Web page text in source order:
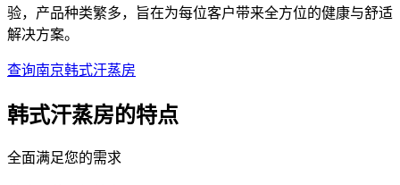
验，产品种类繁多，旨在为每位客户带来全方位的健康与舒适
解决方案。
查询南京韩式汗蒸房
韩式汗蒸房的特点
全面满足您的需求